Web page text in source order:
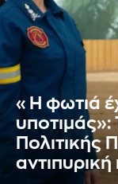
«Η φωτιά
υποτιμάς»:
Πολιτικής